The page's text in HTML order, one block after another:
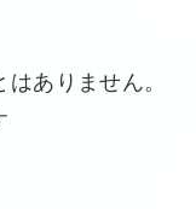
ありません。